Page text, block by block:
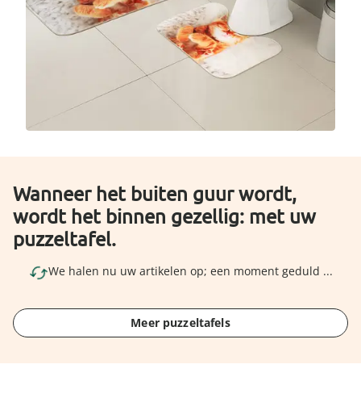
Wanneer het buiten guur wordt,
wordt het binnen gezellig: met uw
puzzeltafel.
We halen nu uw artikelen op; een moment geduld ...
Meer puzzeltafels